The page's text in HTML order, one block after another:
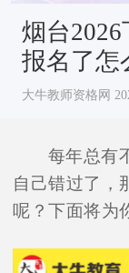
烟台
报名了怎
大牛教师资格网
每年总有
自己错过了，
呢？下面将为